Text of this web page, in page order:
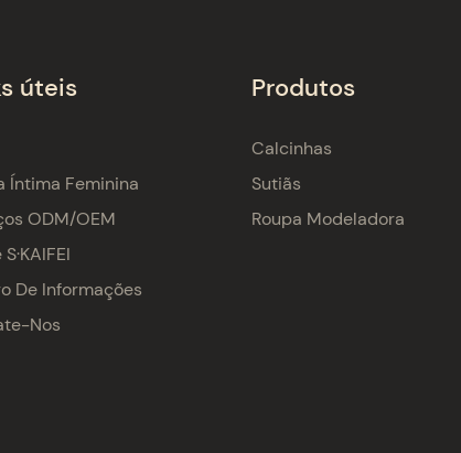
úteis
Íntima Feminina
ODM/OEM
De Informações
Nos
Produtos
Calcinhas
Sutiãs
Roupa Modeladora